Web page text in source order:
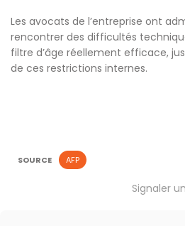
Les avocats de l’entreprise ont
rencontrer des difficultés
filtre d’âge réellement efficace,
de ces restrictions internes.
SOURCE AFP
Signaler